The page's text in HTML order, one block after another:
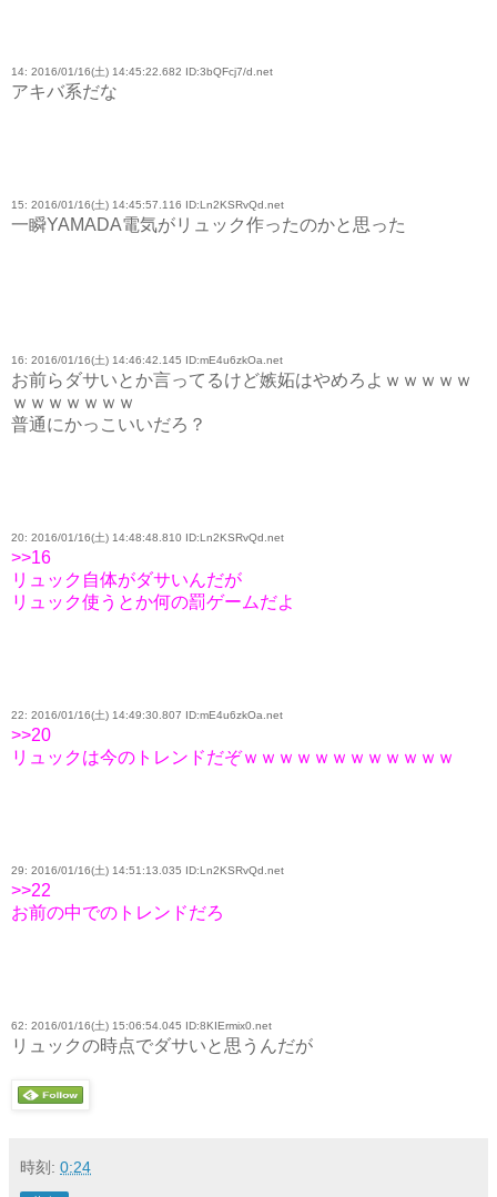
14: 2016/01/16(土) 14:45:22.682 ID:3bQFcj7/d.net
アキバ系だな
15: 2016/01/16(土) 14:45:57.116 ID:Ln2KSRvQd.net
一瞬YAMADA電気がリュック作ったのかと思った
16: 2016/01/16(土) 14:46:42.145 ID:mE4u6zkOa.net
お前らダサいとか言ってるけど嫉妬はやめろよｗｗｗｗｗ
ｗｗｗｗｗｗｗ
普通にかっこいいだろ？
20: 2016/01/16(土) 14:48:48.810 ID:Ln2KSRvQd.net
>>16
リュック自体がダサいんだが
リュック使うとか何の罰ゲームだよ
22: 2016/01/16(土) 14:49:30.807 ID:mE4u6zkOa.net
>>20
リュックは今のトレンドだぞｗｗｗｗｗｗｗｗｗｗｗｗ
29: 2016/01/16(土) 14:51:13.035 ID:Ln2KSRvQd.net
>>22
お前の中でのトレンドだろ
62: 2016/01/16(土) 15:06:54.045 ID:8KIErmix0.net
リュックの時点でダサいと思うんだが
時刻: 0:24